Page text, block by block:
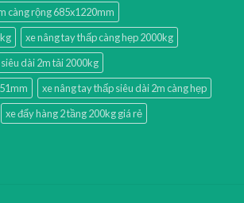
càng rộng 685x1220mm
xe nâng tay thấp càng hẹp 2000kg
dài 2m tải 2000kg
xe nâng tay thấp siêu dài 2m càng hẹp
xe đẩy hàng 2 tầng 200kg giá rẻ